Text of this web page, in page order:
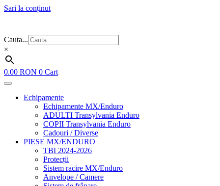
Sari la conținut
Cauta...
×
0.00 RON 0 Cart
Echipamente
Echipamente MX/Enduro
ADULTI Transylvania Enduro
COPII Transylvania Enduro
Cadouri / Diverse
PIESE MX/ENDURO
TBI 2024-2026
Protecții
Sistem racire MX/Enduro
Anvelope / Camere